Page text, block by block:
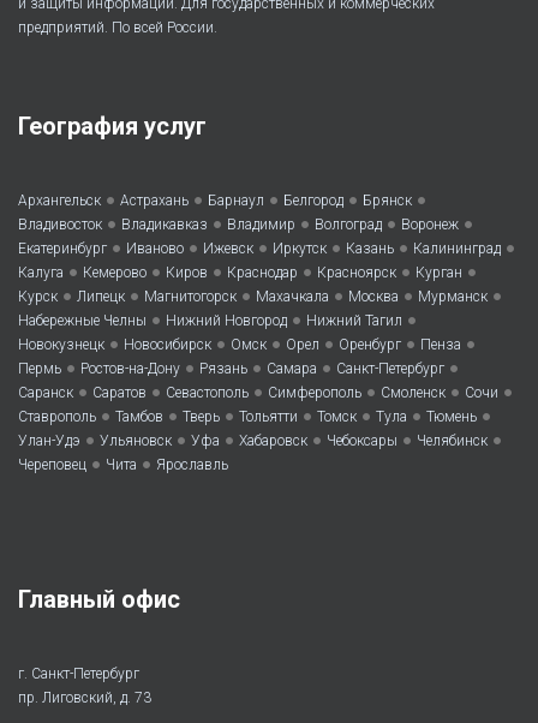
и защиты информации. Для государственных и коммерческих
предприятий. По всей России.
География услуг
Архангельск • Астрахань • Барнаул • Белгород • Брянск •
Владивосток • Владикавказ • Владимир • Волгоград • Воронеж •
Екатеринбург • Иваново • Ижевск • Иркутск • Казань • Калининград •
Калуга • Кемерово • Киров • Краснодар • Красноярск • Курган •
Курск • Липецк • Магнитогорск • Махачкала • Москва • Мурманск •
Набережные Челны • Нижний Новгород • Нижний Тагил •
Новокузнецк • Новосибирск • Омск • Орел • Оренбург • Пенза •
Пермь • Ростов-на-Дону • Рязань • Самара • Санкт-Петербург •
Саранск • Саратов • Севастополь • Симферополь • Смоленск • Сочи •
Ставрополь • Тамбов • Тверь • Тольятти • Томск • Тула • Тюмень •
Улан-Удэ • Ульяновск • Уфа • Хабаровск • Чебоксары • Челябинск •
Череповец • Чита • Ярославль
Главный офис
г. Санкт-Петербург
пр. Лиговский, д. 73